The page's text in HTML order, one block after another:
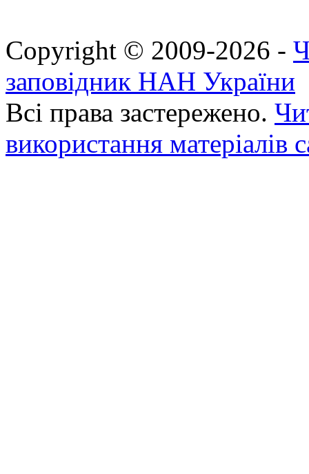
Copyright © 2009-2026 -
заповідник НАН України
Всі права застережено.
використання матеріалів